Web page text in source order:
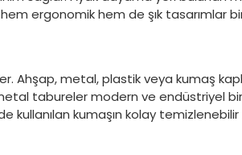
ergonomik hem de şık tasarımlar
Ahşap, metal, plastik veya kumaş
tabureler modern ve endüstriyel
kumaşın kolay